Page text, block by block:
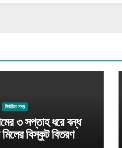
নির্বাচিত সময়
৩ সপ্তাহ ধরে বন্ধ
বিস্কুট বিতরণ